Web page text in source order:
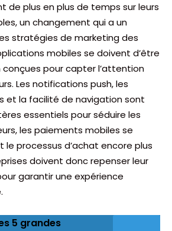
de plus en plus de temps sur leurs
un changement qui a un
stratégies de marketing des
mobiles se doivent d’être
pour capter l’attention
Les notifications push, les
et la facilité de navigation sont
essentiels pour séduire les
les paiements mobiles se
le processus d’achat encore plus
doivent donc repenser leur
garantir une expérience
5 grandes